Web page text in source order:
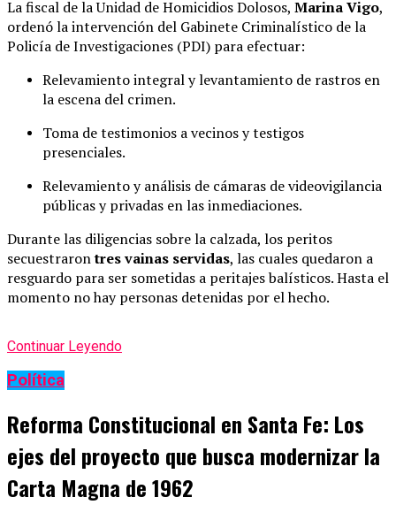
La fiscal de la Unidad de Homicidios Dolosos, Marina Vigo,
ordenó la intervención del Gabinete Criminalístico de la
Policía de Investigaciones (PDI) para efectuar:
Relevamiento integral y levantamiento de rastros en
la escena del crimen.
Toma de testimonios a vecinos y testigos
presenciales.
Relevamiento y análisis de cámaras de videovigilancia
públicas y privadas en las inmediaciones.
Durante las diligencias sobre la calzada, los peritos
secuestrarontres vainas servidas, las cuales quedaron a
resguardo para ser sometidas a peritajes balísticos. Hasta el
momento no hay personas detenidas por el hecho.
Continuar Leyendo
Política
Reforma Constitucional en Santa Fe: Los
ejes del proyecto que busca modernizar la
Carta Magna de 1962